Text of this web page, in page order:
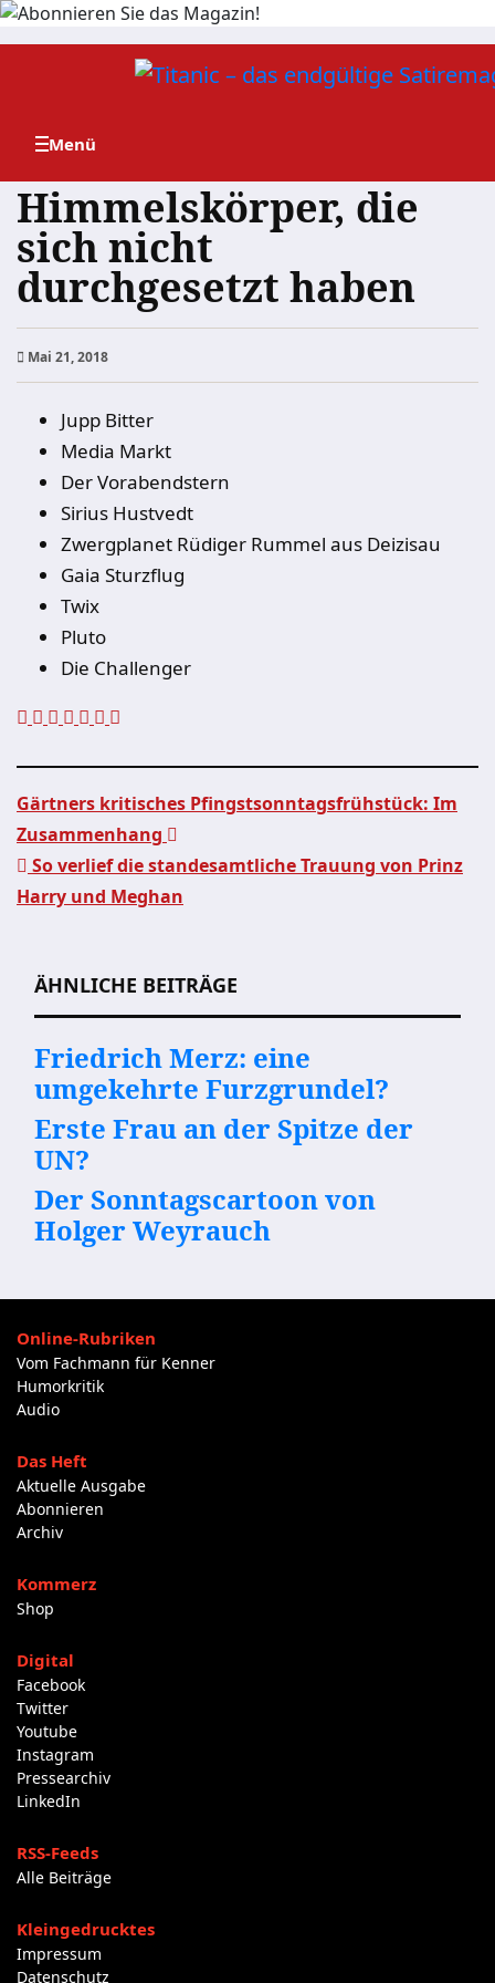
Zum
Himmelskörper, die
sich nicht
durchgesetzt haben
Mai 21, 2018
Jupp Bitter
Media Markt
Der Vorabendstern
Sirius Hustvedt
Zwergplanet Rüdiger Rummel aus Deizisau
Gaia Sturzflug
Twix
Pluto
Die Challenger
Beitragsnavigation
Gärtners kritisches Pfingstsonntagsfrühstück: Im
Zusammenhang
So verlief die standesamtliche Trauung von Prinz
Harry und Meghan
ÄHNLICHE BEITRÄGE
Friedrich Merz: eine
umgekehrte Furzgrundel?
Erste Frau an der Spitze der
UN?
Der Sonntagscartoon von
Holger Weyrauch
Online-Rubriken
Vom Fachmann für Kenner
Humorkritik
Audio
Das Heft
Aktuelle Ausgabe
Abonnieren
Archiv
Kommerz
Shop
Digital
Facebook
Twitter
Youtube
Instagram
Pressearchiv
LinkedIn
RSS-Feeds
Alle Beiträge
Kleingedrucktes
Impressum
Datenschutz